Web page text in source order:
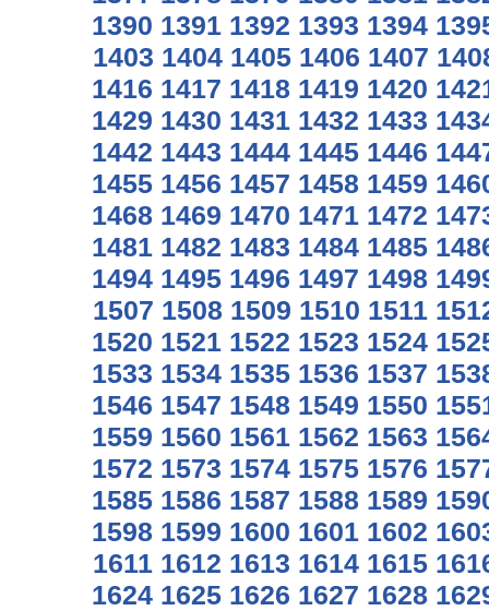
1390 1391 1392 1393 1394
1403 1404 1405 1406 1407
1416 1417 1418 1419 1420
1429 1430 1431 1432 1433
1442 1443 1444 1445 1446
1455 1456 1457 1458 1459
1468 1469 1470 1471 1472
1481 1482 1483 1484 1485
1494 1495 1496 1497 1498
1507 1508 1509 1510 1511
1520 1521 1522 1523 1524
1533 1534 1535 1536 1537
1546 1547 1548 1549 1550
1559 1560 1561 1562 1563
1572 1573 1574 1575 1576
1585 1586 1587 1588 1589
1598 1599 1600 1601 1602
1611 1612 1613 1614 1615
1624 1625 1626 1627 1628